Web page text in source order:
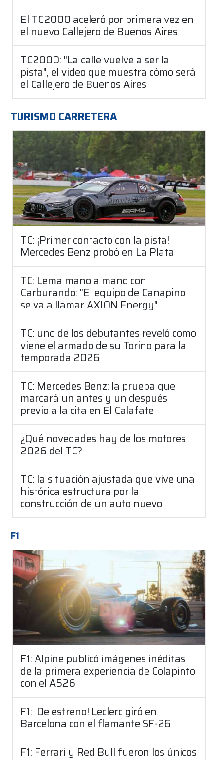
El TC2000 aceleró por primera vez en
el nuevo Callejero de Buenos Aires
TC2000: "La calle vuelve a ser la
pista", el video que muestra cómo será
el Callejero de Buenos Aires
TURISMO CARRETERA
TC: ¡Primer contacto con la pista!
Mercedes Benz probó en La Plata
TC: Lema mano a mano con
Carburando: "El equipo de Canapino
se va a llamar AXION Energy"
TC: uno de los debutantes reveló como
viene el armado de su Torino para la
temporada 2026
TC: Mercedes Benz: la prueba que
marcará un antes y un después
previo a la cita en El Calafate
¿Qué novedades hay de los motores
2026 del TC?
TC: la situación ajustada que vive una
histórica estructura por la
construcción de un auto nuevo
F1
F1: Alpine publicó imágenes inéditas
de la primera experiencia de Colapinto
con el A526
F1: ¡De estreno! Leclerc giró en
Barcelona con el flamante SF-26
F1: Ferrari y Red Bull fueron los únicos